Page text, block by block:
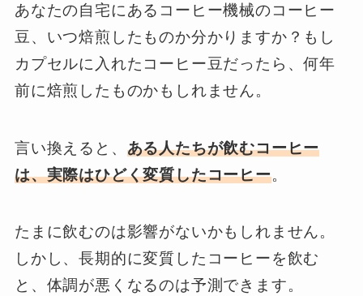
あなたの自宅にあるコーヒー機械のコーヒー
豆、いつ焙煎したものか分かりますか？もし
カプセルに入れたコーヒー豆だったら、何年
前に焙煎したものかもしれません。
言い換えると、 ある人たちが飲むコーヒー
は、実際はひどく変質したコーヒー。
たまに飲むのは影響がないかもしれません。
しかし、長期的に変質したコーヒーを飲む
と、体調が悪くなるのは予測できます。